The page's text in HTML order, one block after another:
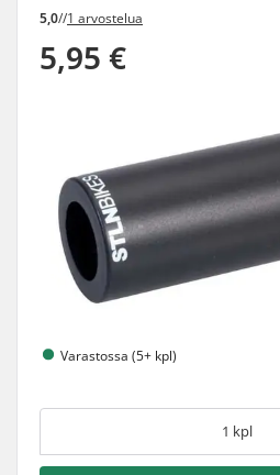
5,0//1 arvostelua
5,95 €
Varastossa (5+ kpl)
1 kpl